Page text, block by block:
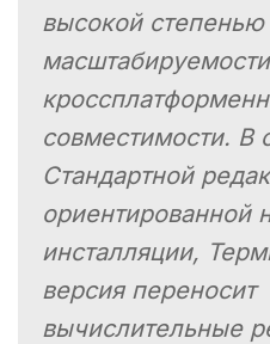
высокой степенью
совместимости. В
Стандартной
ориентированной
инсталляции,
версия переносит
вычислительные